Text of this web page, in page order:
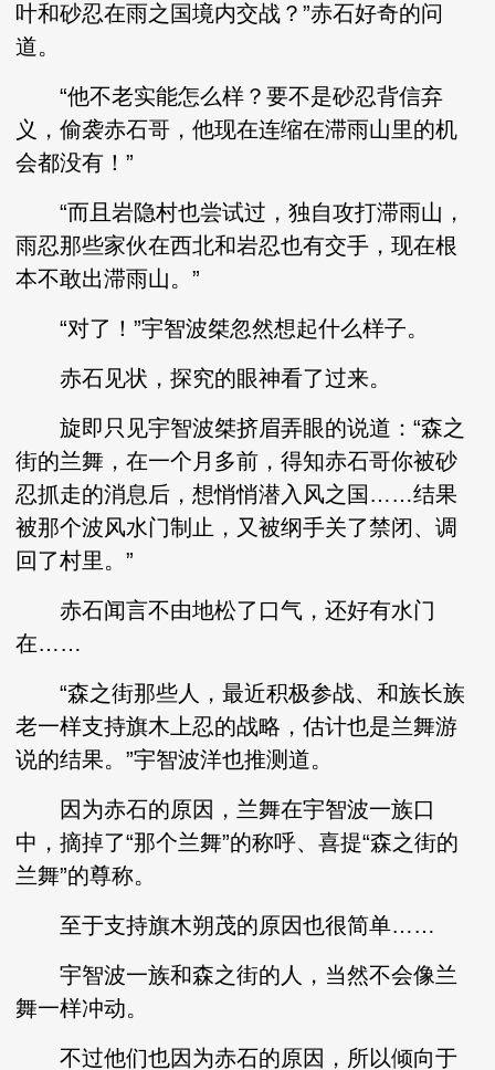
叶和砂忍在雨之国境内交战？”赤石好奇的问
道。
“他不老实能怎么样？要不是砂忍背信弃
义，偷袭赤石哥，他现在连缩在滞雨山里的机
会都没有！”
“而且岩隐村也尝试过，独自攻打滞雨山，
雨忍那些家伙在西北和岩忍也有交手，现在根
本不敢出滞雨山。”
“对了！”宇智波桀忽然想起什么样子。
赤石见状，探究的眼神看了过来。
旋即只见宇智波桀挤眉弄眼的说道：“森之
街的兰舞，在一个月多前，得知赤石哥你被砂
忍抓走的消息后，想悄悄潜入风之国……结果
被那个波风水门制止，又被纲手关了禁闭、调
回了村里。”
赤石闻言不由地松了口气，还好有水门
在……
“森之街那些人，最近积极参战、和族长族
老一样支持旗木上忍的战略，估计也是兰舞游
说的结果。”宇智波洋也推测道。
因为赤石的原因，兰舞在宇智波一族口
中，摘掉了“那个兰舞”的称呼、喜提“森之街的
兰舞”的尊称。
至于支持旗木朔茂的原因也很简单……
宇智波一族和森之街的人，当然不会像兰
舞一样冲动。
不过他们也因为赤石的原因，所以倾向于